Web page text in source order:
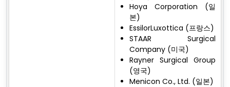
Hoya Corporation (일
본)
EssilorLuxottica (프랑스)
STAAR Surgical
Company (미국)
Rayner Surgical Group
(영국)
Menicon Co., Ltd. (일본)